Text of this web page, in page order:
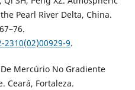
Pearl River Delta, China.
9.
Mercúrio No Gradiente
Ceará, Fortaleza.